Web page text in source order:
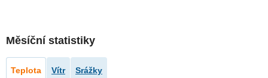
Měsíční statistiky
Teplota Vítr Srážky